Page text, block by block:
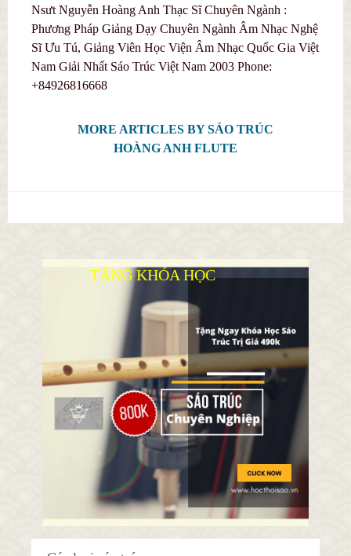
Nsưt Nguyễn Hoàng Anh Thạc Sĩ Chuyên Ngành :
Phương Pháp Giảng Dạy Chuyên Ngành Âm Nhạc Nghệ
Sĩ Ưu Tú, Giảng Viên Học Viện Âm Nhạc Quốc Gia Việt
Nam Giải Nhất Sáo Trúc Việt Nam 2003 Phone:
+84926816668
MORE ARTICLES BY SÁO TRÚC
HOÀNG ANH FLUTE
TẶNG KHÓA HỌC